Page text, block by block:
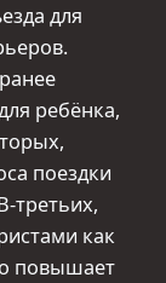
для
ребёнка,
поездки
как
повышает